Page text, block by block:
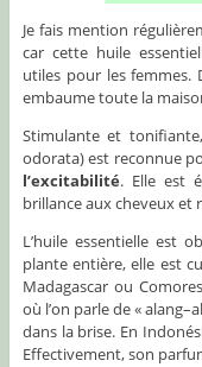
Je fais mention
car cette huile
utiles pour les femmes.
embaume toute la
Stimulante et tonifiante,
odorata) est reconnue
l’excitabilité. Elle est
brillance aux cheveux et
L’huile essentielle est
plante entière, elle est
Madagascar ou
où l’on parle de «
dans la brise. En
Effectivement, son